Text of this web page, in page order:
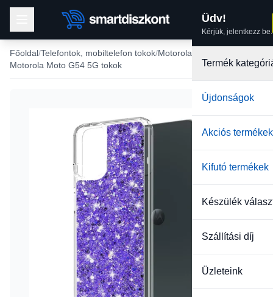
Üdv!
Kérjük, jelentkezz be.
Termék
Újdonságok
Akciós termékek
Kifutó termékek
Készülék
Szállítási díj
Üzleteink
Főoldal Telefontok, mobiltelefon tokok Motorola tokok
Motorola Moto G54 5G tokok